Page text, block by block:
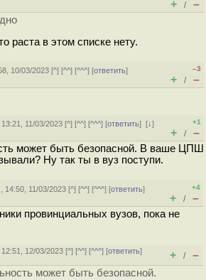
+ / –
раста в этом списке нету.
10/03/2023 [^] [^^] [^^^] [ответить]
–3
+ / –
13:21, 11/03/2023 [^] [^^] [^^^] [ответить][↓]
+1
+ / –
может быть безопасной. В ваше ЦПШ
Ну так ты в вуз поступи.
14:50, 11/03/2023 [^] [^^] [^^^] [ответить]
+4
+ / –
провинциальных вузов, пока не
12:51, 12/03/2023 [^] [^^] [^^^] [ответить]
+ / –
может быть безопасной.